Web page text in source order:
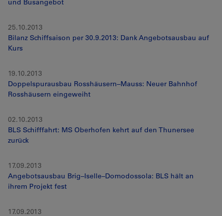
und Busangebot
25.10.2013
Bilanz Schiffsaison per 30.9.2013: Dank Angebotsausbau auf
Kurs
19.10.2013
Doppelspurausbau Rosshäusern–Mauss: Neuer Bahnhof
Rosshäusern eingeweiht
02.10.2013
BLS Schifffahrt: MS Oberhofen kehrt auf den Thunersee
zurück
17.09.2013
Angebotsausbau Brig–Iselle–Domodossola: BLS hält an
ihrem Projekt fest
17.09.2013